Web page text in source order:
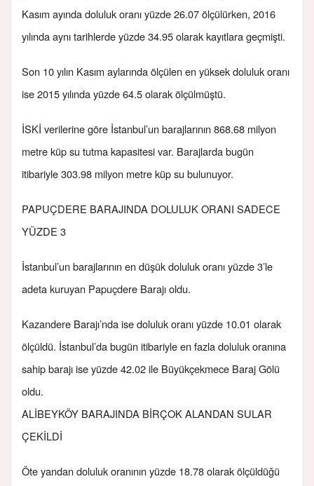
Kasım ayında doluluk oranı yüzde 26.07 ölçülürken, 2016
yılında aynı tarihlerde yüzde 34.95 olarak kayıtlara geçmişti.
Son 10 yılın Kasım aylarında ölçülen en yüksek doluluk oranı
ise 2015 yılında yüzde 64.5 olarak ölçülmüştü.
İSKİ verilerine göre İstanbul’un barajlarının 868.68 milyon
metre küp su tutma kapasitesi var. Barajlarda bugün
itibariyle 303.98 milyon metre küp su bulunuyor.
PAPUÇDERE BARAJINDA DOLULUK ORANI SADECE
YÜZDE 3
İstanbul’un barajlarının en düşük doluluk oranı yüzde 3’le
adeta kuruyan Papuçdere Barajı oldu.
Kazandere Barajı’nda ise doluluk oranı yüzde 10.01 olarak
ölçüldü. İstanbul’da bugün itibariyle en fazla doluluk oranına
sahip barajı ise yüzde 42.02 ile Büyükçekmece Baraj Gölü
oldu.
ALİBEYKÖY BARAJINDA BİRÇOK ALANDAN SULAR
ÇEKİLDİ
Öte yandan doluluk oranının yüzde 18.78 olarak ölçüldüğü